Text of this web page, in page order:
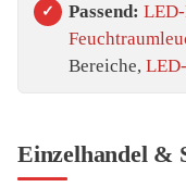
Passend:
Bereiche,
Einzelhandel &